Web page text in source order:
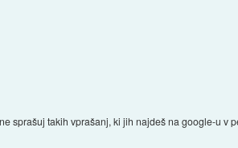
sprašuj takih vprašanj, ki jih najdeš na google-u v